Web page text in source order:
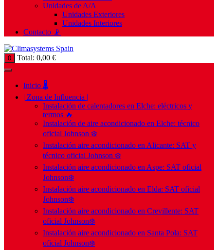
Unidades de A/A
Unidades Exteriores
Unidades Interiores
Contacto 📡
0 Total: 0,00 €
Inicio 🌡️
| Zona de Influencia |
Instalación de calentadores en Elche: eléctricos y
termos 🔥
Instalación de aire acondicionado en Elche: técnico
oficial Johnson ❄️
Instalación aire acondicionado en Alicante: SAT y
técnico oficial Johnson ❄️
Instalación aire acondicionado en Aspe: SAT oficial
Johnson❄️
Instalación aire acondicionado en Elda: SAT oficial
Johnson❄️
Instalación aire acondicionado en Crevillente: SAT
oficial Johnson❄️
Instalación aire acondicionado en Santa Pola: SAT
oficial Johnson❄️